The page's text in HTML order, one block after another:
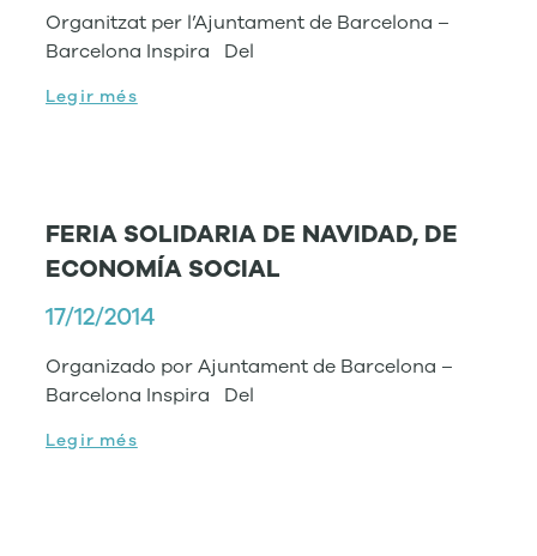
Organitzat per l’Ajuntament de Barcelona –
Barcelona Inspira Del
Legir més
FERIA SOLIDARIA DE NAVIDAD, DE
ECONOMÍA SOCIAL
17/12/2014
Organizado por Ajuntament de Barcelona –
Barcelona Inspira Del
Legir més